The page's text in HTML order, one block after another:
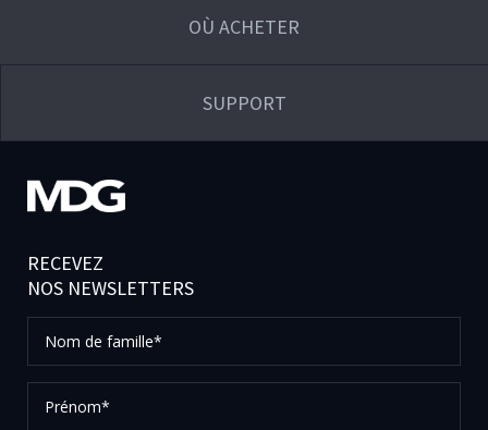
OÙ ACHETER
SUPPORT
RECEVEZ
NOS NEWSLETTERS
de
famille*